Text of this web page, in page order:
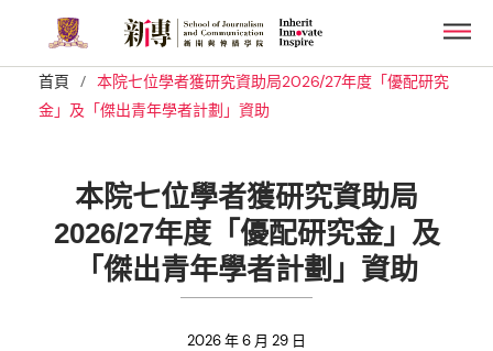
main
content
首頁 / 本院七位學者獲研究資助局2026/27年度「優配研究
金」及「傑出青年學者計劃」資助
本院七位學者獲研究資助局
2026/27年度「優配研究金」及
「傑出青年學者計劃」資助
2026 年 6 月 29 日